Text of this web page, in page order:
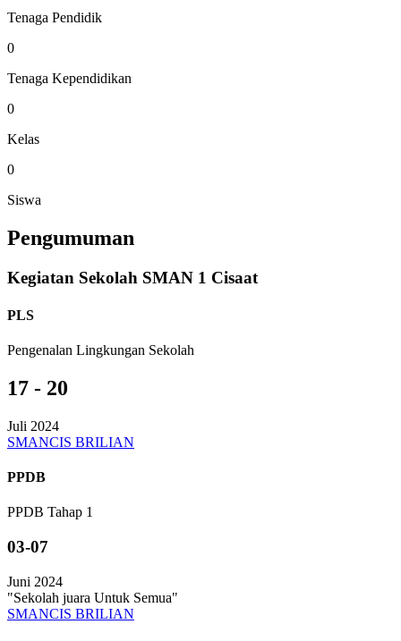
Tenaga Pendidik
0
Tenaga Kependidikan
0
Kelas
0
Siswa
Pengumuman
Kegiatan Sekolah SMAN 1 Cisaat
PLS
Pengenalan Lingkungan Sekolah
17 - 20
Juli 2024
SMANCIS BRILIAN
PPDB
PPDB Tahap 1
03-07
Juni 2024
"Sekolah juara Untuk Semua"
SMANCIS BRILIAN